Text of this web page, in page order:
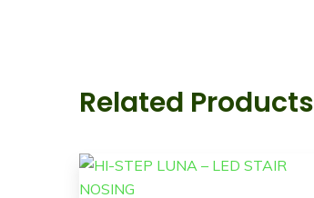
Related Products